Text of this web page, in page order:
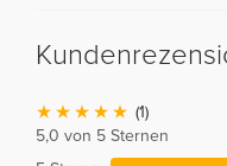
(1)
5,0 von 5 Sternen